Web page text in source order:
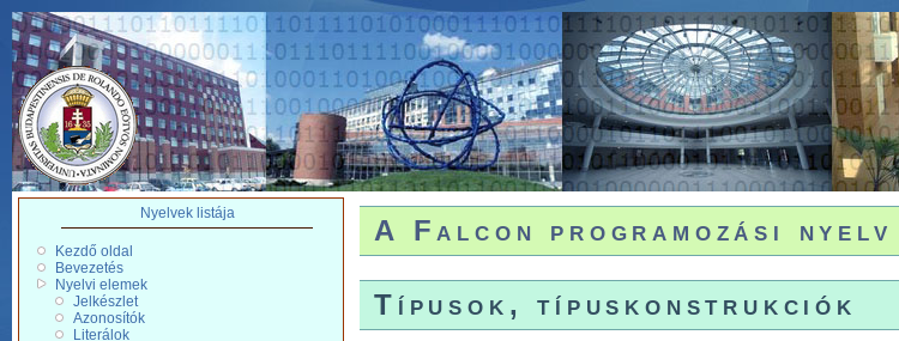
Nyelvek listája
Kezdő oldal
Bevezetés
Nyelvi elemek
Jelkészlet
Azonosítók
Literálok
A Falcon programozási nyelv
Típusok, típuskonstrukciók